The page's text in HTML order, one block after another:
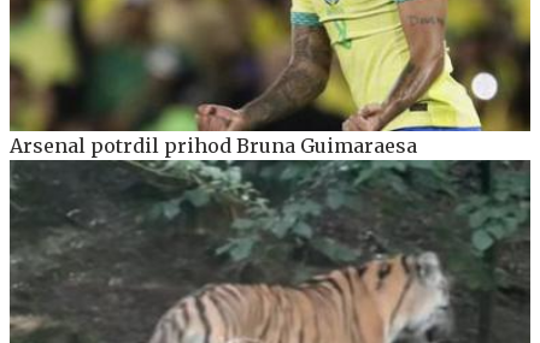
Arsenal potrdil prihod Bruna Guimaraesa